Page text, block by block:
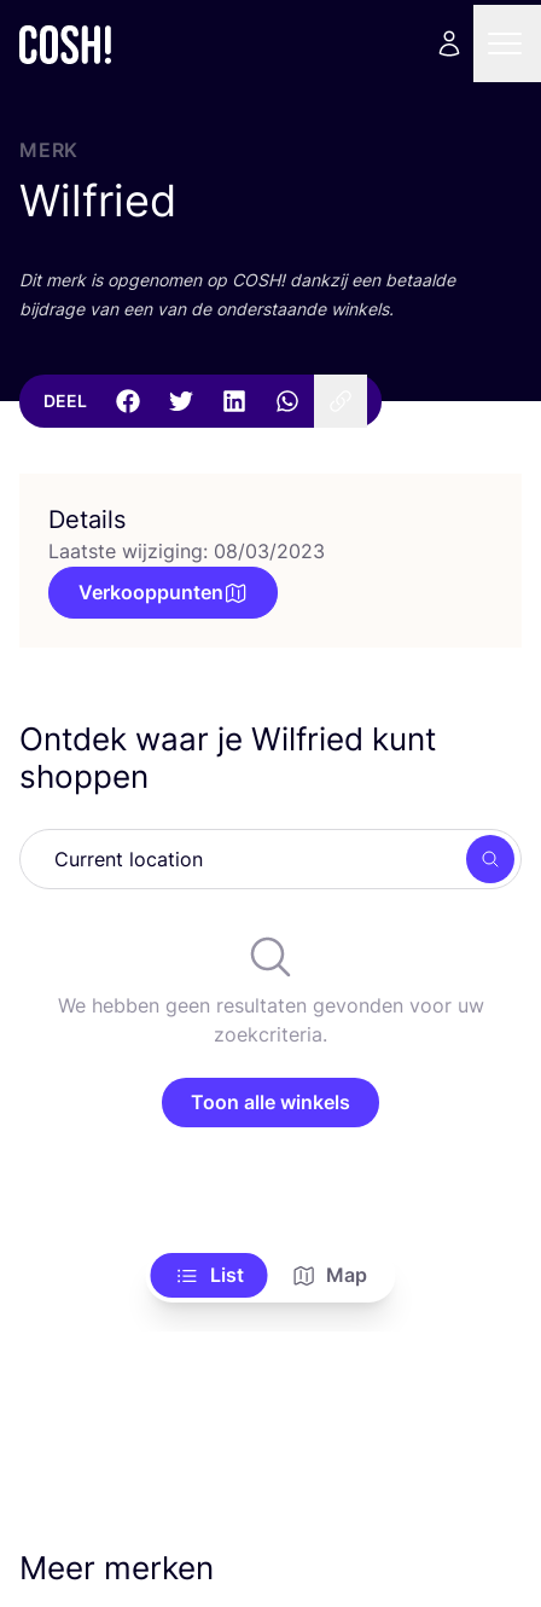
MERK
Wilfried
Dit merk is opge­no­men op COSH! dank­zij een betaal­de
bij­dra­ge van een van de onder­staan­de winkels.
DEEL
Details
Laatste wijziging: 08/03/2023
Verkooppunten
Ontdek waar je Wilfried kunt
shoppen
Zoek
We hebben geen resultaten gevonden voor uw
zoekcriteria.
Toon alle winkels
List Map
Meer merken